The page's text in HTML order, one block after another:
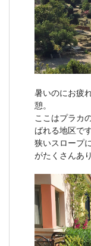
暑いのにお疲
憩。
ここはプラカ
ばれる地区です
狭いスロープ
がたくさんあり